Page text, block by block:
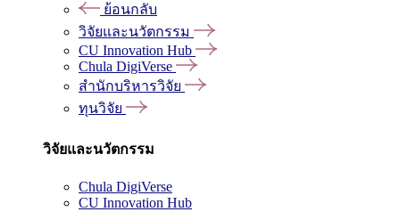
ย้อนกลับ
วิจัยและนวัตกรรม
CU Innovation Hub
Chula DigiVerse
สำนักบริหารวิจัย
ทุนวิจัย
วิจัยและนวัตกรรม
Chula DigiVerse
CU Innovation Hub